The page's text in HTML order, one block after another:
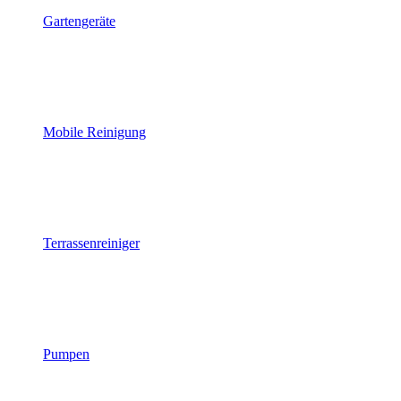
Gartengeräte
Mobile Reinigung
Terrassenreiniger
Pumpen